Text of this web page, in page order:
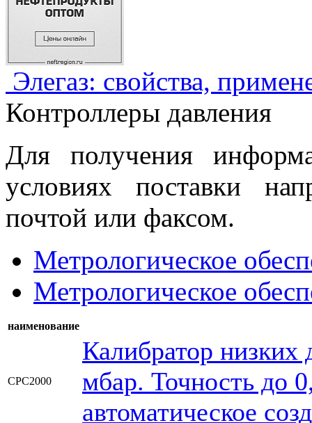
Элегаз: свойства,
Контроллеры давления
Для получения
условиях поставки
почтой или факсом.
Метрологическое
Метрологическое
наименование
CPC2000
Калибратор низких
мбар. Точность до
автоматическое